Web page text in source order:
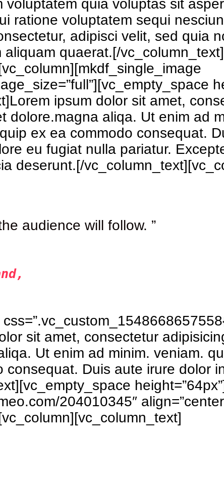
quia voluptas sit
ratione voluptatem sequi
adipisci velit, sed quia
quaerat.[/
ipsum dolor sit amet,
aliqa. Ut enim ad
ex ea commodo consequat.
eu fugiat nulla pariatur.
deserunt.[/
audience will follow. ”
sit amet, consectetur
Ut enim ad minim. veniam.
Duis aute irure dolor
204010345″